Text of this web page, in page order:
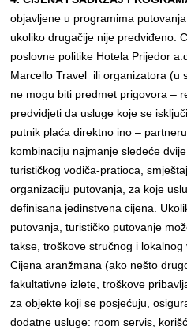
objavljene u programima
ukoliko drugačije nije predviđeno.
poslovne politike Hotela Prijedor
Marcello Travel ili organizatora (u
ne mogu biti predmet prigovora –
predvidjeti da usluge koje se
putnik plaća direktno ino –
kombinaciju najmanje sledeće
turističkog vodiča-pratioca,
organizaciju putovanja, za koje
definisana jedinstvena cijena.
putovanja, turističko putovanje
takse, troškove stručnog i lokalnog
Cijena aranžmana (ako nešto
fakultativne izlete, troškove
za objekte koji se posjećuju,
dodatne usluge: room servis,